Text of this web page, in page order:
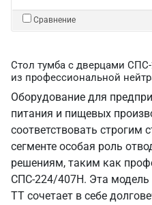
Сравнение
Стол тумба с дверцами
из профессиональной
Оборудование для
питания и пищевых
соответствовать строгим
сегменте особая роль
решениям, таким как
СПС-224/407Н. Эта модель
ТТ сочетает в себе